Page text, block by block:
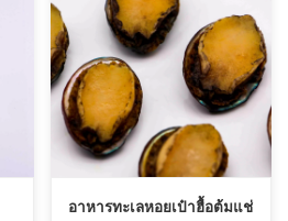
อาหารทะเลหอยเป๋าฮื้อต้มแช่